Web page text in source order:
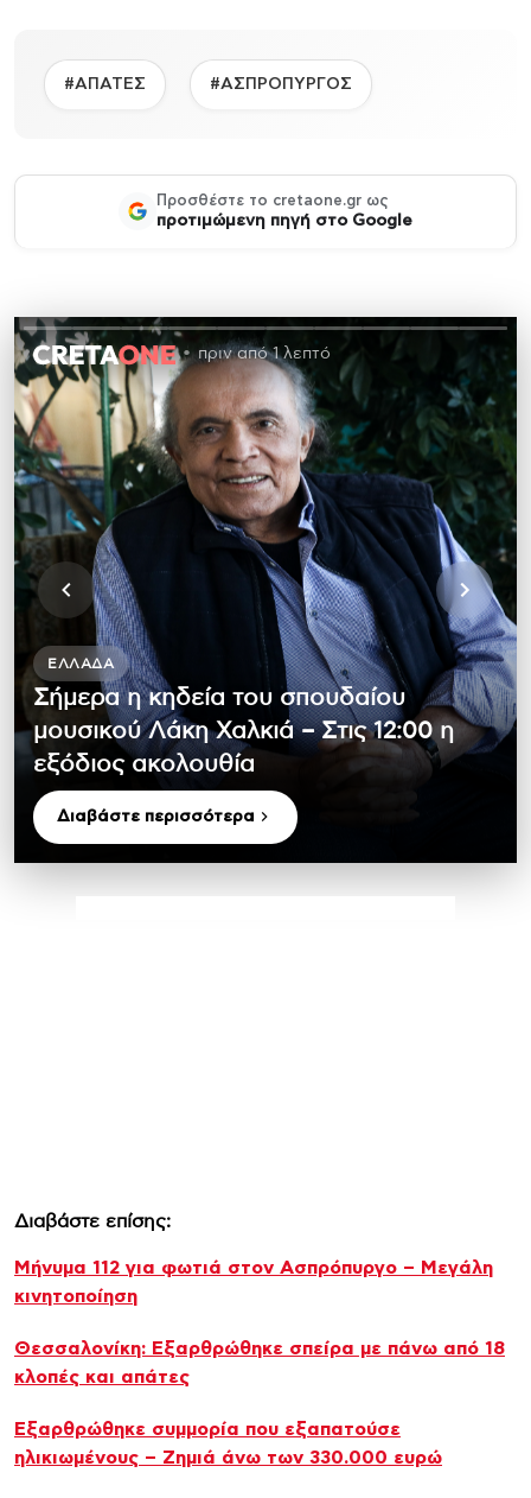
#ΑΠΑΤΕΣ #ΑΣΠΡΟΠΥΡΓΟΣ
Προσθέστε το cretaone.gr ως
προτιμώμενη πηγή στο Google
πριν από 1 λεπτό
ΕΛΛΆΔΑ
Σήμερα η κηδεία του σπουδαίου
μουσικού Λάκη Χαλκιά – Στις 12:00 η
εξόδιος ακολουθία
Διαβάστε περισσότερα
Διαβάστε επίσης:
Μήνυμα 112 για φωτιά στον Ασπρόπυργο – Μεγάλη
κινητοποίηση
Θεσσαλονίκη: Εξαρθρώθηκε σπείρα με πάνω από 18
κλοπές και απάτες
Εξαρθρώθηκε συμμορία που εξαπατούσε
ηλικιωμένους – Ζημιά άνω των 330.000 ευρώ